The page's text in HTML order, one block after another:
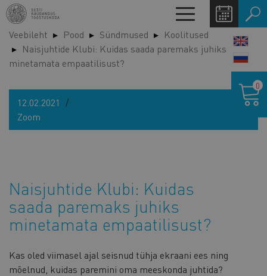
Liigu
edasi
põhisisu
juurde
Toggle
navigation
Veebileht Pood Sündmused
Koolitused
Naisjuhtide Klubi: Kuidas saada paremaks juhiks
minetamata empaatilisust?
12.02.2021
Zoom
Naisjuhtide Klubi: Kuidas
saada paremaks juhiks
minetamata empaatilisust?
Kas oled viimasel ajal seisnud tühja ekraani ees ning
mõelnud, kuidas paremini oma meeskonda juhtida?
0